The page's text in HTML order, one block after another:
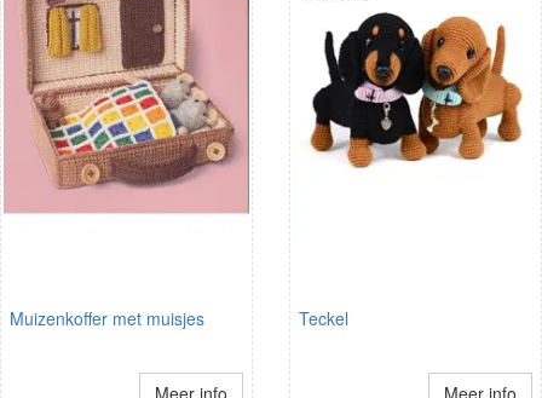
Muizenkoffer met muisjes
Meer info
Teckel
Meer info